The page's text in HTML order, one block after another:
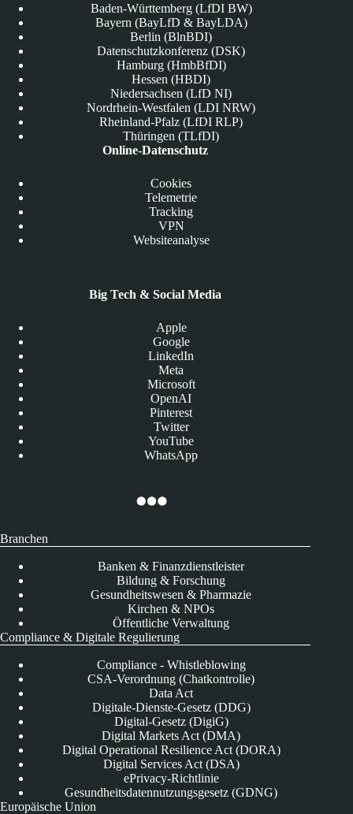
Baden-Württemberg (LfDI BW)
Bayern (BayLfD & BayLDA)
Berlin (BlnBDI)
Datenschutzkonferenz (DSK)
Hamburg (HmbBfDI)
Hessen (HBDI)
Niedersachsen (LfD NI)
Nordrhein-Westfalen (LDI NRW)
Rheinland-Pfalz (LfDI RLP)
Thüringen (TLfDI)
Online-Datenschutz
Cookies
Telemetrie
Tracking
VPN
Websiteanalyse
Big Tech & Social Media
Apple
Google
LinkedIn
Meta
Microsoft
OpenAI
Pinterest
Twitter
YouTube
WhatsApp
Branchen
Banken & Finanzdienstleister
Bildung & Forschung
Gesundheitswesen & Pharmazie
Kirchen & NPOs
Öffentliche Verwaltung
Compliance & Digitale Regulierung
Compliance - Whistleblowing
CSA-Verordnung (Chatkontrolle)
Data Act
Digitale-Dienste-Gesetz (DDG)
Digital-Gesetz (DigiG)
Digital Markets Act (DMA)
Digital Operational Resilience Act (DORA)
Digital Services Act (DSA)
ePrivacy-Richtlinie
Gesundheitsdatennutzungsgesetz (GDNG)
Europäische Union